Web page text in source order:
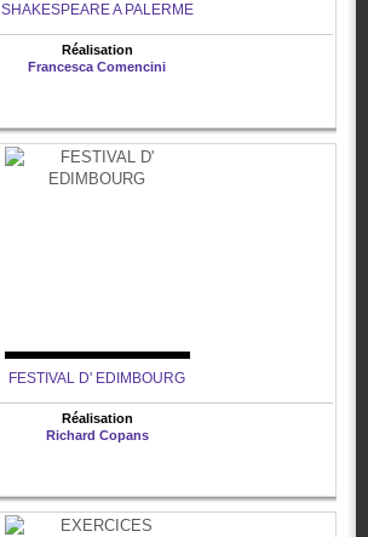
SHAKESPEARE A PALERME
Réalisation
Francesca Comencini
FESTIVAL D' EDIMBOURG
Réalisation
Richard Copans